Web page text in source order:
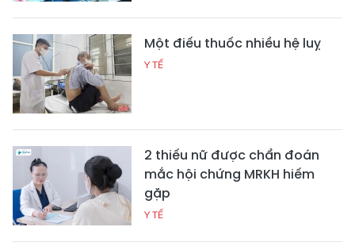
Một điếu thuốc nhiều hệ luỵ
Y TẾ
2 thiếu nữ được chẩn đoán
mắc hội chứng MRKH hiếm
gặp
Y TẾ